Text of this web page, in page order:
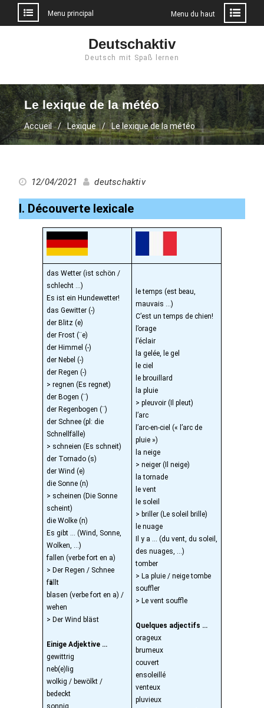
Menu principal Menu du haut
Deutschaktiv
Deutsch mit Spaß lernen
Le lexique de la météo
Accueil Lexique Le lexique de la météo
12/04/2021 deutschaktiv
I. Découverte lexicale
das Wetter (ist schön /
schlecht …)
Es ist ein Hundewetter!
das Gewitter (-)
der Blitz (e)
der Frost (¨e)
der Himmel (-)
der Nebel (-)
der Regen (-)
> regnen (Es regnet)
der Bogen (¨)
der Regenbogen (¨)
der Schnee (pl: die
Schnellfälle)
> schneien (Es schneit)
der Tornado (s)
der Wind (e)
die Sonne (n)
> scheinen (Die Sonne
scheint)
die Wolke (n)
Es gibt … (Wind, Sonne,
Wolken, …)
fallen (verbe fort en a)
> Der Regen / Schnee
fällt
blasen (verbe fort en a) /
wehen
> Der Wind bläst
Einige Adjektive …
gewittrig
neb(e)lig
wolkig / bewölkt /
bedeckt
sonnig
le temps (est beau,
mauvais …)
C’est un temps de chien!
l’orage
l’éclair
la gelée, le gel
le ciel
le brouillard
la pluie
> pleuvoir (Il pleut)
l’arc
l’arc-en-ciel (« l’arc de
pluie »)
la neige
> neiger (Il neige)
la tornade
le vent
le soleil
> briller (Le soleil brille)
le nuage
Il y a … (du vent, du soleil,
des nuages, …)
tomber
> La pluie / neige tombe
souffler
> Le vent souffle
Quelques adjectifs …
orageux
brumeux
couvert
ensoleillé
venteux
pluvieux